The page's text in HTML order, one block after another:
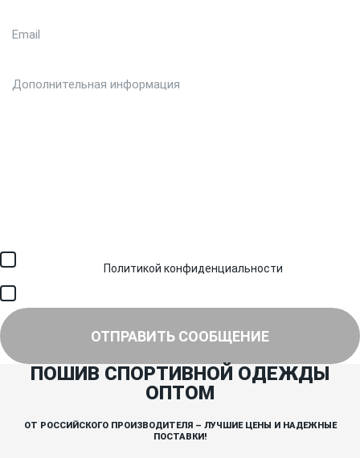
Политикой конфиденциальности
ОТПРАВИТЬ СООБЩЕНИЕ
ПОШИВ СПОРТИВНОЙ ОДЕЖДЫ
ОПТОМ
ОТ РОССИЙСКОГО ПРОИЗВОДИТЕЛЯ – ЛУЧШИЕ ЦЕНЫ И НАДЕЖНЫЕ
ПОСТАВКИ!